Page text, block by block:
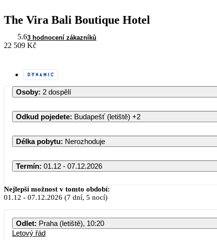
The Vira Bali Boutique Hotel
5.63 hodnocení zákazníků
22 509 Kč
Osoby: 2 dospělí
Odkud pojedete: Budapešť (letiště) +2
Délka pobytu: Nerozhoduje
Termín: 01.12 - 07.12.2026
Prosinec 2026
PO ÚT ST ČT PÁ SO
Nejlepší možnost v tomto období:
01.12 - 07.12.2026 (7 dní, 5 nocí)
Odlet: Praha (letiště), 10:20
Letový řád